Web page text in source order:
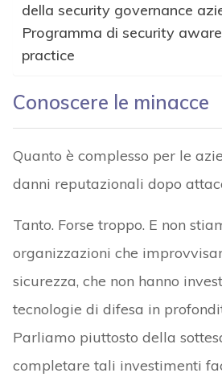
della security governance
Programma di security
practice
Conoscere le minacce
Quanto è complesso per le
danni reputazionali dopo
Tanto. Forse troppo. E non
organizzazioni che
sicurezza, che non hanno
tecnologie di difesa in
Parliamo piuttosto della
completare tali investimenti